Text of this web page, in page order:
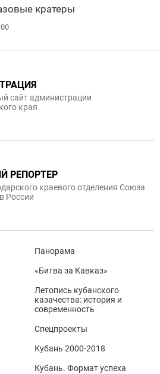
кратеры
сайт администрации
края
РЕПОРТЕР
краевого отделения Союза
России
Панорама
«Битва за Кавказ»
Летопись кубанского
казачества: история и
современность
Спецпроекты
Кубань 2000-2018
Кубань. Формат успеха